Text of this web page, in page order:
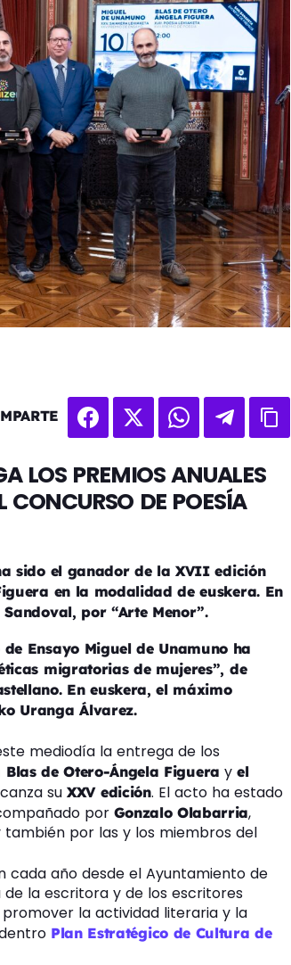
LOS PREMIOS ANUALES
CONCURSO DE POESÍA
sido el ganador de la XVII edición
en la modalidad de euskera. En
por “Arte Menor”.
Ensayo Miguel de Unamuno ha
migratorias de mujeres”, de
En euskera, el máximo
Uranga Álvarez.
mediodía la entrega de los
de Otero-Ángela Figuera y el
suXXV edición. El acto ha estado
por Gonzalo Olabarria,
por las y los miembros del
cada año desde el Ayuntamiento de
la escritora y de los escritores
la actividad literaria y la
Plan Estratégico de Cultura de